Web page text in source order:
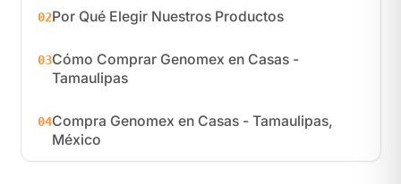
02Por Qué Elegir Nuestros Productos
03Cómo Comprar Genomex en Casas -
Tamaulipas
04Compra Genomex en Casas - Tamaulipas,
México